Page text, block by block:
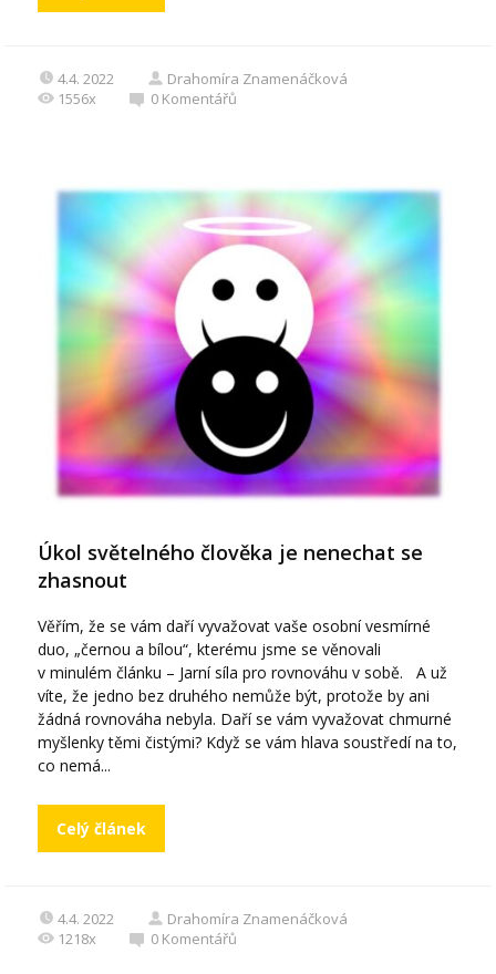
4.4. 2022
Drahomíra Znamenáčková
1556x
0 Komentářů
Úkol světelného člověka je nenechat se
zhasnout
Věřím, že se vám daří vyvažovat vaše osobní vesmírné
duo, „černou a bílou“, kterému jsme se věnovali
v minulém článku – Jarní síla pro rovnováhu v sobě. A už
víte, že jedno bez druhého nemůže být, protože by ani
žádná rovnováha nebyla. Daří se vám vyvažovat chmurné
myšlenky těmi čistými? Když se vám hlava soustředí na to,
co nemá...
Celý článek
4.4. 2022
Drahomíra Znamenáčková
1218x
0 Komentářů